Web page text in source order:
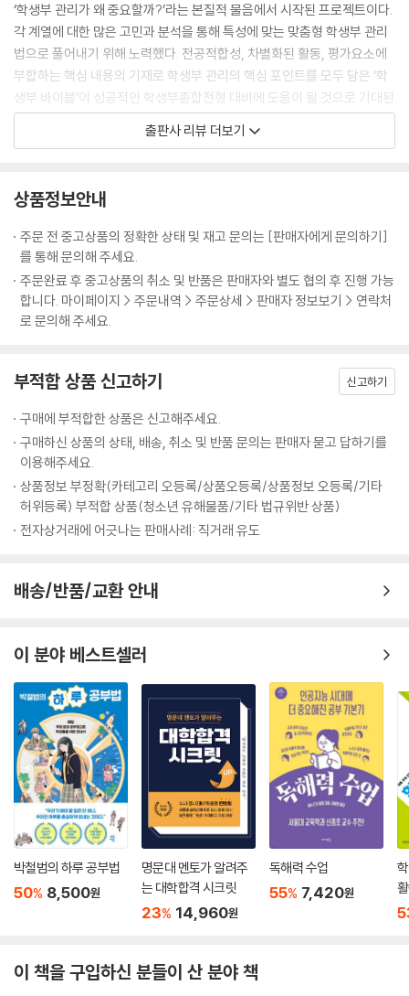
‘학생부 관리가 왜 중요할까?’라는 본질적 물음에서 시작된 프로젝트이다.
각 계열에 대한 많은 고민과 분석을 통해 특성에 맞는 맞춤형 학생부 관리
법으로 풀어내기 위해 노력했다. 전공적합성, 차별화된 활동, 평가요소에
부합하는 핵심 내용의 기재로 학생부 관리의 핵심 포인트를 모두 담은 ‘학
생부 바이블’이 성공적인 학생부종합전형 대비에 도움이 될 것으로 기대된
다. 더불어 학생의 희망 계열에 맞는 맞춤형 학생부 관리로 부담감을 안고
계실 선생님들께도 좋은 관리 지침서가 되었으면 한다.
출판사 리뷰 더보기
상품정보안내
주문 전 중고상품의 정확한 상태 및 재고 문의는 [판매자에게 문의하기]
를 통해 문의해 주세요.
주문완료 후 중고상품의 취소 및 반품은 판매자와 별도 협의 후 진행 가능
합니다. 마이페이지 > 주문내역 > 주문상세 > 판매자 정보보기 > 연락처
로 문의해 주세요.
부적합 상품 신고하기 신고하기
구매에 부적합한 상품은 신고해주세요.
구매하신 상품의 상태, 배송, 취소 및 반품 문의는 판매자 묻고 답하기를
이용해주세요.
상품정보 부정확(카테고리 오등록/상품오등록/상품정보 오등록/기타
허위등록) 부적합 상품(청소년 유해물품/기타 법규위반 상품)
전자상거래에 어긋나는 판매사례: 직거래 유도
배송/반품/교환 안내
이 분야 베스트셀러
박철범의 하루 공부법
50% 8,500원
명문대 멘토가 알려주
는 대학합격 시크릿
23% 14,960원
독해력 수업
55% 7,420원
(
이 책을 구입하신 분들이 산 분야 책